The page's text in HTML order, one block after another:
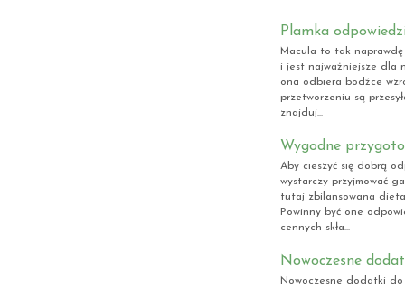
Plamka
Macula to tak
i jest najważniejsze dla
ona odbiera bodźce
przetworzeniu są
znajduj...
Wygodne
Aby cieszyć się dobrą
wystarczy przyjmować
tutaj zbilansowana
Powinny być one
cennych skła...
Nowoczesne
Nowoczesne dodatki